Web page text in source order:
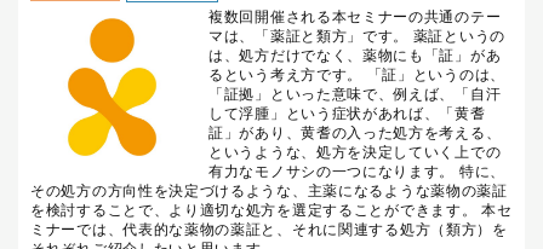
複数回開催される本セミナーの共通のテー
マは、「薬証と類方」です。 薬証というの
は、処方だけでなく、薬物にも「証」があ
るという考え方です。 「証」というのは、
「証拠」といった意味で、例えば、「自汗
して浮腫」という症状があれば、「黄耆
証」があり、黄耆の入った処方を考える、
というような、処方を決定していく上での
有力なモノサシの一つになります。 特に、
その処方の方向性を決定づけるような、主薬になるような薬物の薬証
を検討することで、より適切な処方を選定することができます。 本セ
ミナーでは、代表的な薬物の薬証と、それに関連する処方（類方）を